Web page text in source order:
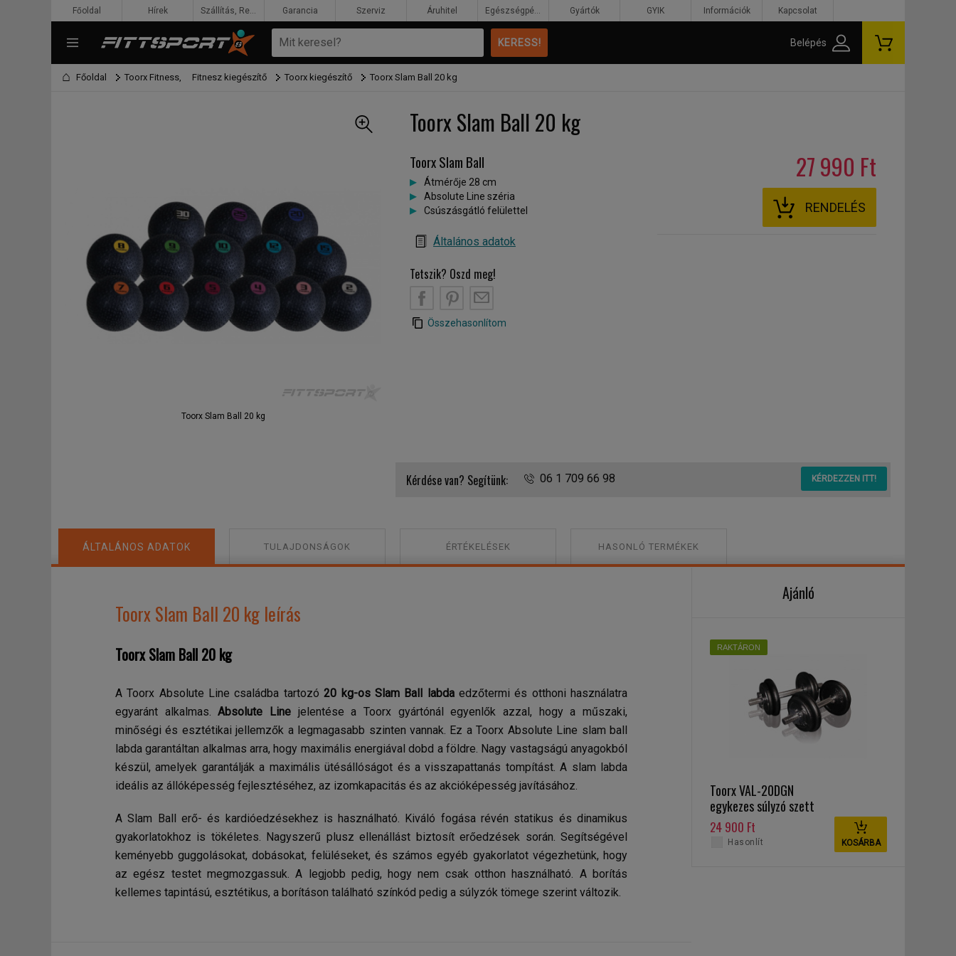
Főoldal Toorx Fitness, Fitnesz kiegészítő Toorx kiegészítő Toorx Slam Ball 20 kg
Toorx Slam Ball 20 kg
Toorx Slam Ball 20 kg
27 990 Ft
RENDELÉS
Toorx Slam Ball
Átmérője 28 cm
Absolute Line széria
Csúszásgátló felülettel
Általános adatok
Tetszik? Oszd meg!
FB PT
Összehasonlítom
Kérdése van? Segítünk: 06 1 709 66 98 KÉRDEZZEN ITT!
ÁLTALÁNOS ADATOK TULAJDONSÁGOK ÉRTÉKELÉSEK HASONLÓ TERMÉKEK
Toorx Slam Ball 20 kg leírás
Toorx Slam Ball 20 kg
A Toorx Absolute Line családba tartozó20 kg-os Slam Ball labdaedzőtermi és otthoni használatra
egyaránt alkalmas.Absolute Line jelentése a Toorx gyártónál egyenlők azzal, hogy a műszaki,
minőségi és esztétikai jellemzők a legmagasabb szinten vannak. Ez a Toorx Absolute Line slam ball
labda garantáltan alkalmas arra, hogy maximális energiával dobd a földre. Nagy vastagságú anyagokból
készül, amelyek garantálják a maximális ütésállóságot és a visszapattanás tompítást. A slam labda
ideális az állóképesség fejlesztéséhez, az izomkapacitás és az akcióképesség javításához.
A Slam Ball erő- és kardióedzésekhez is használható. Kiváló fogása révén statikus és dinamikus
gyakorlatokhoz is tökéletes. Nagyszerű plusz ellenállást biztosít erőedzések során. Segítségével
keményebb guggolásokat, dobásokat, felüléseket, és számos egyéb gyakorlatot végezhetünk, hogy
az egész testet megmozgassuk. A legjobb pedig, hogy nem csak otthon használható. A borítás
kellemes tapintású, esztétikus, a borításon található színkód pedig a súlyzók tömege szerint változik.
Ajánló
RAKTÁRON
Toorx VAL-20DGN
egykezes súlyzó szett
20 kg
24 900 Ft
KOSÁRBA
Hasonlít
Főoldal Hírek Szállítás, Rendelés, Fizetés Garancia Szerviz Áruhitel Egészségpénztár Gyártók GYIK Információk Kapcsolat
Belépés